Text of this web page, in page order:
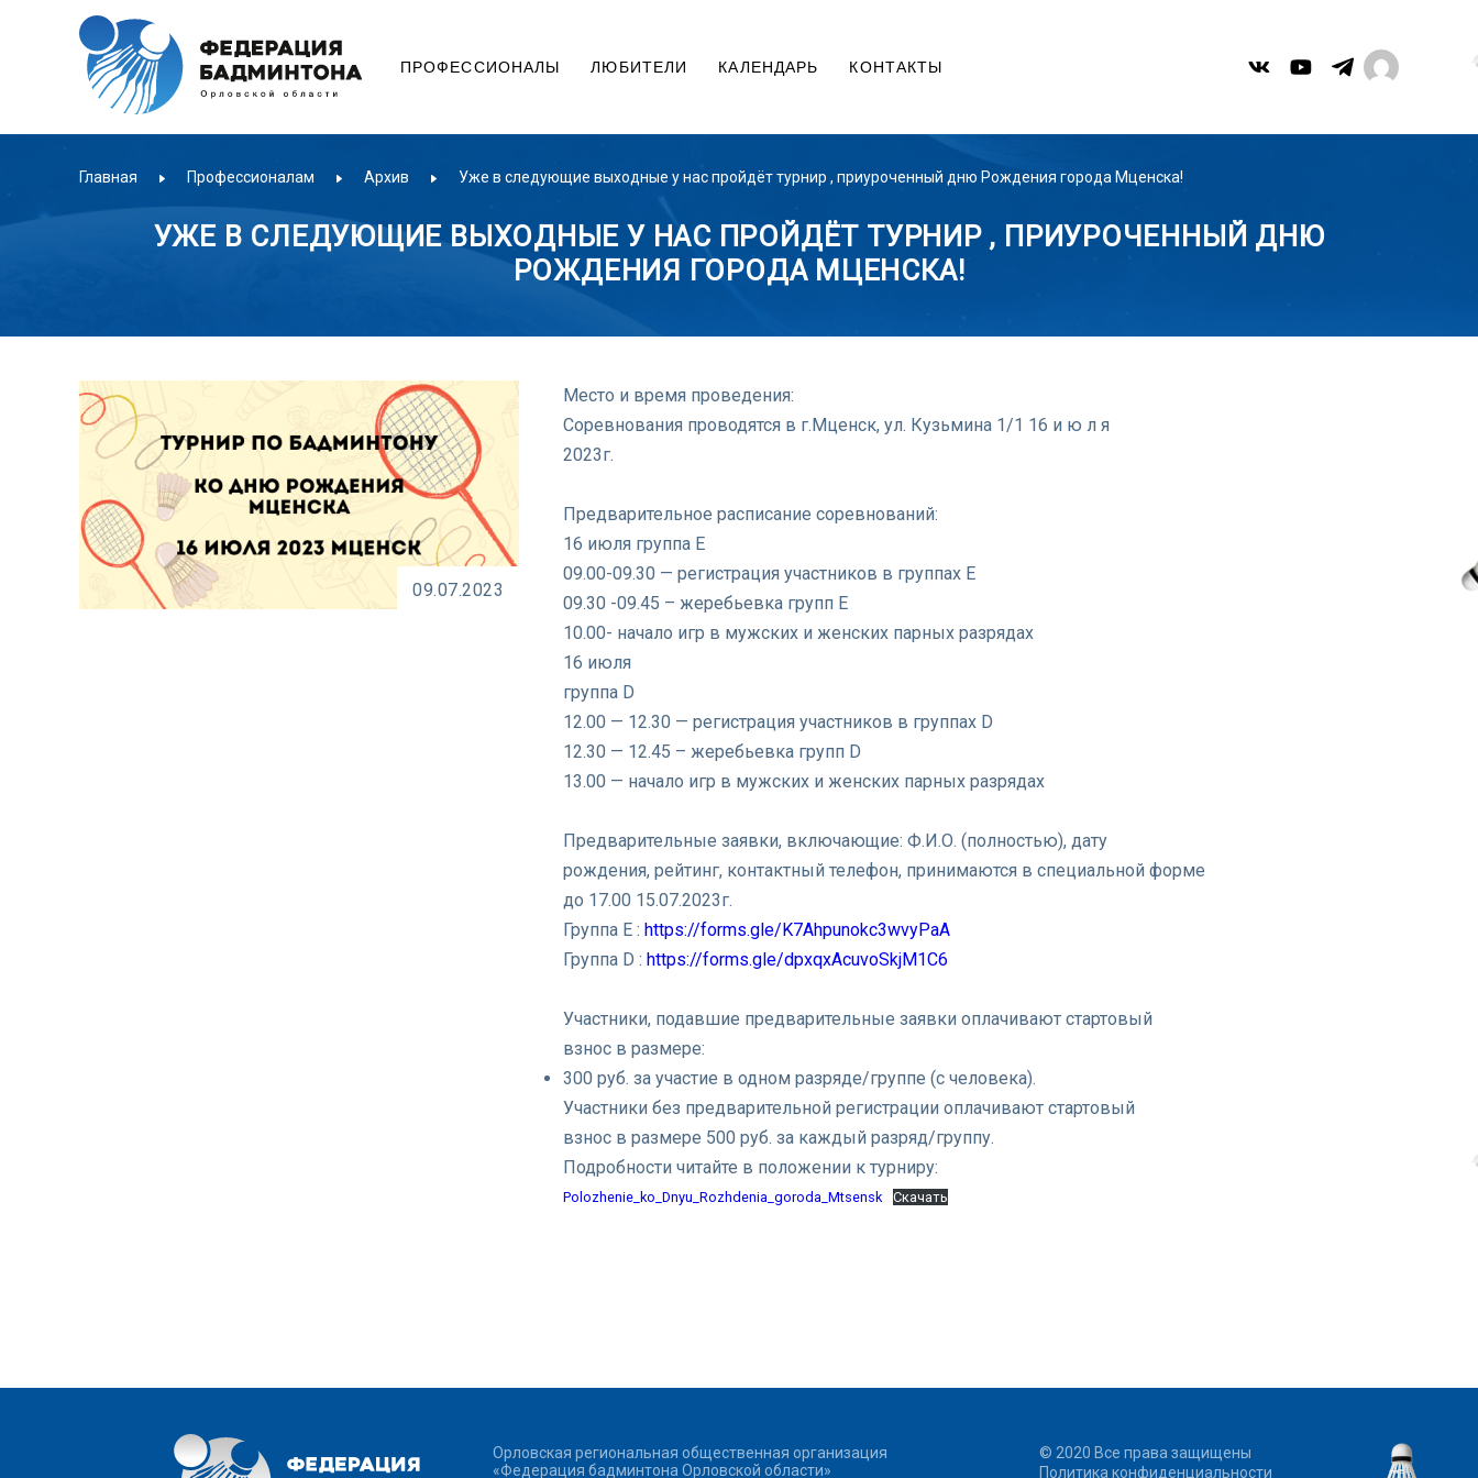
ПРОФЕССИОНАЛЫ ЛЮБИТЕЛИ КАЛЕНДАРЬ КОНТАКТЫ
Главная Профессионалам Архив Уже в следующие выходные у нас пройдёт турнир , приуроченный дню Рождения города Мценска!
УЖЕ В СЛЕДУЮЩИЕ ВЫХОДНЫЕ У НАС ПРОЙДЁТ ТУРНИР , ПРИУРОЧЕННЫЙ ДНЮ
РОЖДЕНИЯ ГОРОДА МЦЕНСКА!
09.07.2023
Место и время проведения:
Соревнования проводятся в г.Мценск, ул. Кузьмина 1/1 16 и ю л я
2023г.
Предварительное расписание соревнований:
16 июля группа E
09.00-09.30 — регистрация участников в группах E
09.30 -09.45 – жеребьевка групп E
10.00- начало игр в мужских и женских парных разрядах
16 июля
группа D
12.00 — 12.30 — регистрация участников в группах D
12.30 — 12.45 – жеребьевка групп D
13.00 — начало игр в мужских и женских парных разрядах
Предварительные заявки, включающие: Ф.И.О. (полностью), дату
рождения, рейтинг, контактный телефон, принимаются в специальной форме
до 17.00 15.07.2023г.
Группа Е : https://forms.gle/K7Ahpunokc3wvyPaA
Группа D : https://forms.gle/dpxqxAcuvoSkjM1C6
Участники, подавшие предварительные заявки оплачивают стартовый
взнос в размере:
300 руб. за участие в одном разряде/группе (с человека).
Участники без предварительной регистрации оплачивают стартовый
взнос в размере 500 руб. за каждый разряд/группу.
Подробности читайте в положении к турниру:
Polozhenie_ko_Dnyu_Rozhdenia_goroda_Mtsensk Скачать
Орловская региональная общественная организация
«Федерация бадминтона Орловской области»
© 2020 Все права защищены
Политика конфиденциальности